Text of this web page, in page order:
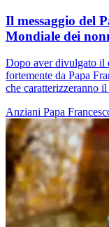
Il messaggio del
Mondiale dei
Dopo aver divulgato il
fortemente da Papa
che caratterizzeranno
Anziani Papa